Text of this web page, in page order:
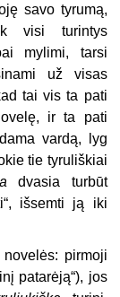
savo tyrumą,
visi turintys
mylimi, tarsi
už visas
tai vis ta pati
ir ta pati
vardą, lyg
tie tyruliškiai
dvasia turbūt
išsemti ją iki
pirmoji
patarėją“), jos